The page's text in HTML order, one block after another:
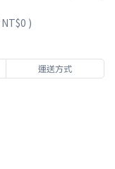
NT$0 )
運送方式